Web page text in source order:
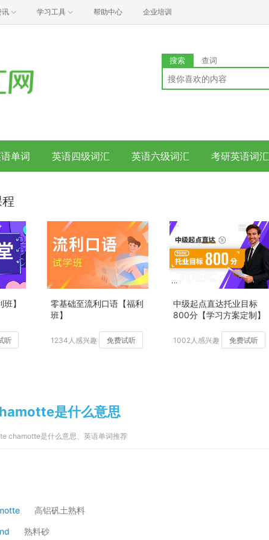
讯 学习工具 帮助中心 企业培训
搜索 查词
单词 英语四级词汇 英语六级词汇 考研英语词汇
】
听
零基础至流利口语【福利
班】
1234人感兴趣 免费试听
中级起点直达托业目标
800分【学习方案定制】
1002人感兴趣 免费试听
是什么意思
chamotte是什么意思、英语单词推荐
高铝矾土熟料
熟料砂